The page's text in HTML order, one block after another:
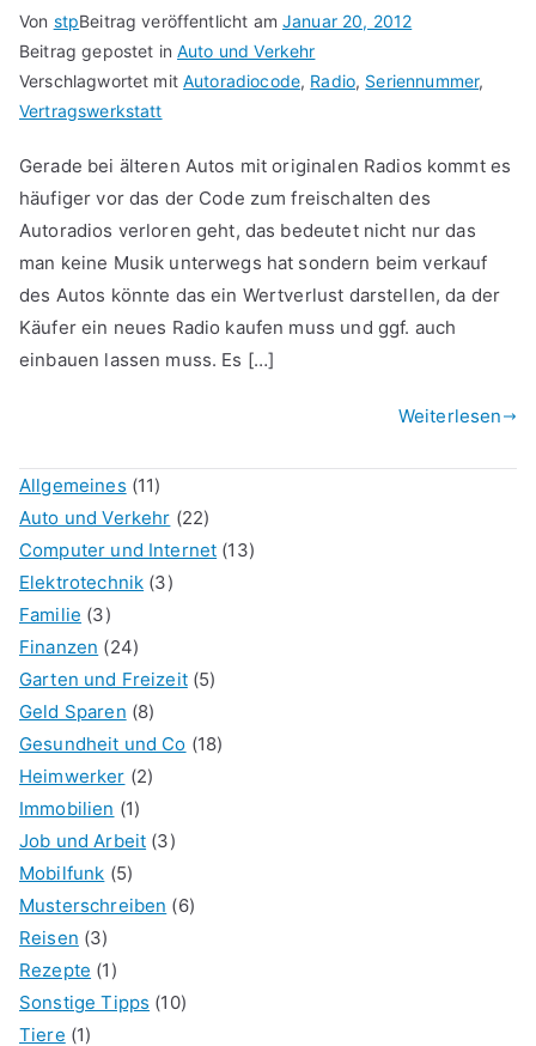
Von stpBeitrag veröffentlicht am Januar 20, 2012
Beitrag gepostet inAuto und Verkehr
Verschlagwortet mitAutoradiocode, Radio, Seriennummer,
Vertragswerkstatt
Gerade bei älteren Autos mit originalen Radios kommt es
häufiger vor das der Code zum freischalten des
Autoradios verloren geht, das bedeutet nicht nur das
man keine Musik unterwegs hat sondern beim verkauf
des Autos könnte das ein Wertverlust darstellen, da der
Käufer ein neues Radio kaufen muss und ggf. auch
einbauen lassen muss. Es […]
Weiterlesen
Allgemeines (11)
Auto und Verkehr (22)
Computer und Internet (13)
Elektrotechnik (3)
Familie (3)
Finanzen (24)
Garten und Freizeit(5)
Geld Sparen (8)
Gesundheit und Co (18)
Heimwerker (2)
Immobilien (1)
Job und Arbeit (3)
Mobilfunk (5)
Musterschreiben (6)
Reisen (3)
Rezepte (1)
Sonstige Tipps (10)
Tiere (1)